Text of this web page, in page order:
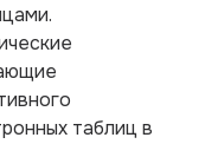
таблиц в